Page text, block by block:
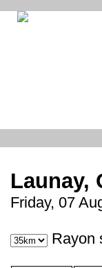
Launay,
Friday, 07
Rayon